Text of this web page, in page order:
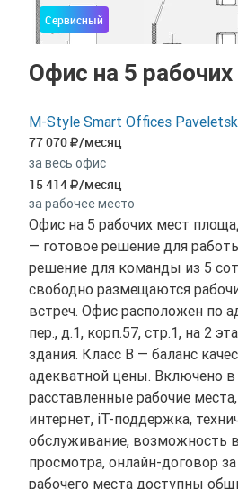
Сервисный
Офис на 5
M-Style Smart Offices
77 070 /месяц
за весь офис
15 414 /месяц
за рабочее место
Офис на 5 рабочих мест
— готовое решение для
решение для команды из 5
свободно размещаются
встреч. Офис расположен по
пер., д.1, корп.57, стр.1, на 2
здания. Класс B — баланс
адекватной цены. Включено
расставленные рабочие
интернет, іТ-поддержка,
обслуживание, возможность
просмотра, онлайн-договор
рабочего места доступны